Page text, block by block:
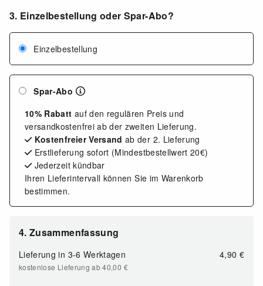
3. Einzelbestellung oder Spar-Abo?
Einzelbestellung
Spar-Abo
10% Rabatt auf den regulären Preis und
versandkostenfrei ab der zweiten Lieferung.
Kostenfreier Versand ab der 2. Lieferung
Erstlieferung sofort (Mindestbestellwert 20€)
Jederzeit kündbar
Ihren Lieferintervall können Sie im Warenkorb
bestimmen.
4. Zusammenfassung
Lieferung in 3-6 Werktagen 4,90 €
kostenlose Lieferung ab 40,00 €